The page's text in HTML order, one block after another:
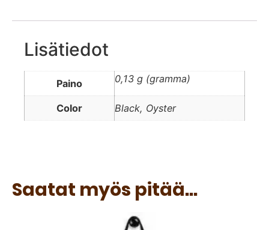
Lisätiedot
Paino 0,13 g (gramma)
Color Black, Oyster
Saatat myös pitää...